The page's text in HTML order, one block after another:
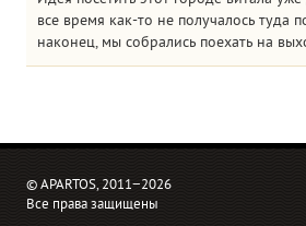
все время как-то не получалось туда
наконец, мы собрались поехать на
© APARTOS, 2011−2026
Все права защищены